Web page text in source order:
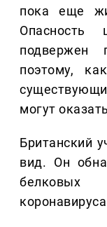
пока еще
подвержен
поэтому,
могут
Британский
вид. Он